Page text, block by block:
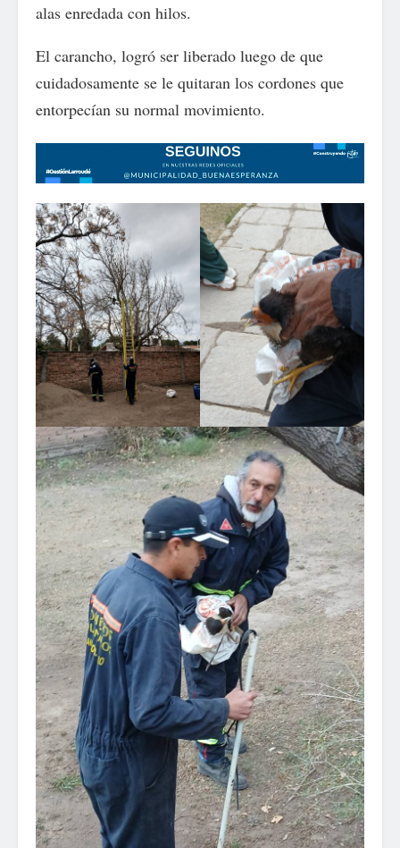
alas enredada con hilos.
El carancho, logró ser liberado luego de que
cuidadosamente se le quitaran los cordones que
entorpecían su normal movimiento.